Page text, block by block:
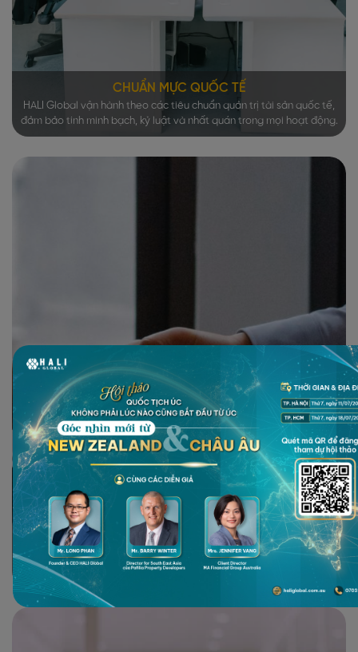
CHUẨN MỰC QUỐC TẾ
HALI Global vận hành theo các tiêu chuẩn quản trị tài sản quốc tế,
đảm bảo tính minh bạch, kỷ luật và nhất quán trong mọi hoạt động.
THẤU HIỂU TOÀN DIỆN
Chúng tôi tiếp cận từng khách hàng bằng sự thấu hiểu sâu sắc về
mục tiêu tài chính, khẩu vị rủi ro và bối cảnh cá nhân, từ đó xây
dựng chiến lược phù hợp và linh hoạt.